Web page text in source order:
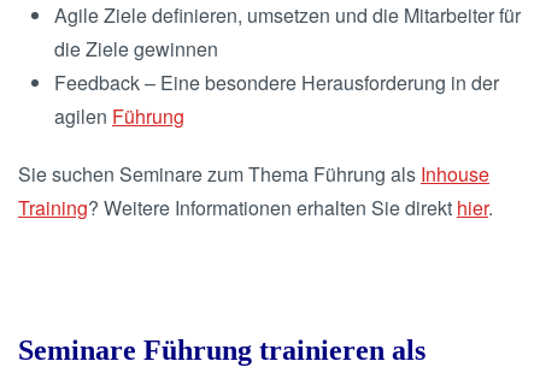
Agile Ziele definieren, umsetzen und die Mitarbeiter für
die Ziele gewinnen
Feedback – Eine besondere Herausforderung in der
agilen Führung
Sie suchen Seminare zum Thema Führung als Inhouse
Training? Weitere Informationen erhalten Sie direkt hier.
Seminare Führung trainieren als